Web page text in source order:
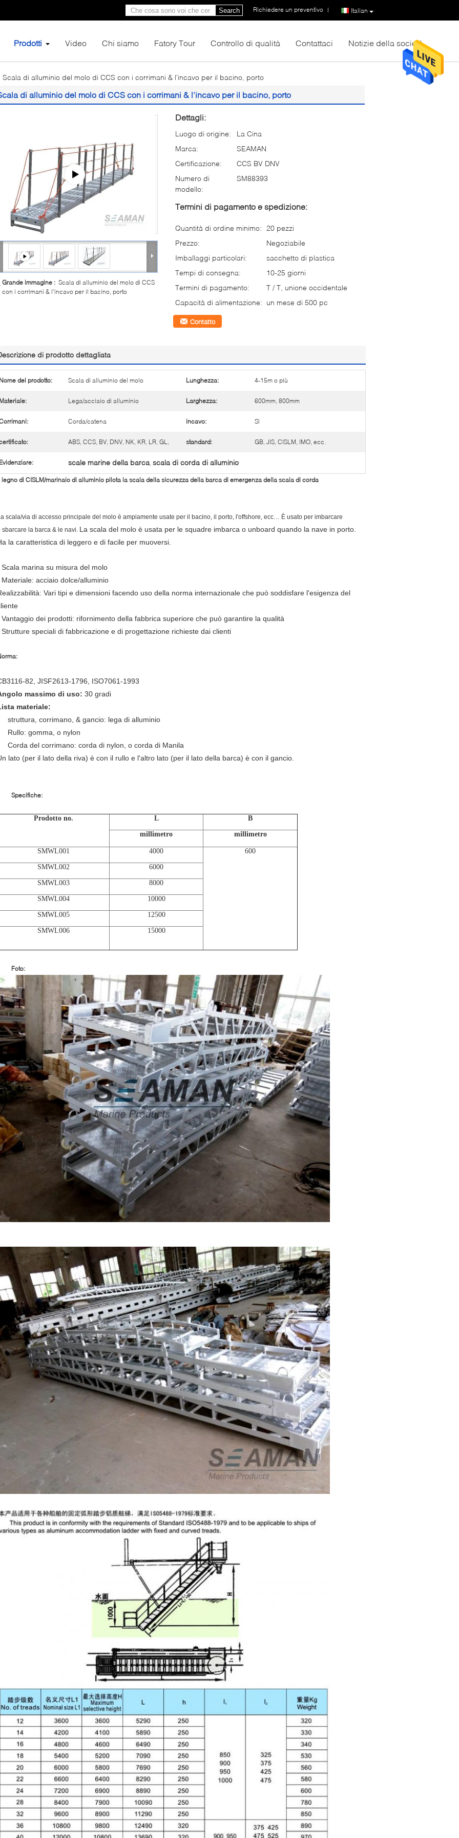
Italian
Richiedere un preventivo |
Search
Prodotti Video Chi siamo Fatory Tour Controllo di qualità Contattaci Notizie della società
Scala di alluminio del molo di CCS con i corrimani & l'incavo per il bacino, porto
di alluminio del molo di CCS con i corrimani & l'incavo per il bacino, porto
Grande immagine : Scala di alluminio del molo di CCS
con i corrimani & l'incavo per il bacino, porto
Dettagli:
Luogo di origine:
La Cina
Marca:
SEAMAN
Certificazione:
CCS BV DNV
Numero di
modello:
SM88393
Termini di pagamento e spedizione:
Quantità di ordine minimo:
20 pezzi
Prezzo:
Negoziabile
Imballaggi particolari:
sacchetto di plastica
Tempi di consegna:
10-25 giorni
Termini di pagamento:
T / T, unione occidentale
Capacità di alimentazione: un mese di 500 pc
Contatto
di prodotto dettagliata
del prodotto: Scala di alluminio del molo Lunghezza: 4-15m o più
Lega/acciaio di alluminio Larghezza: 600mm, 800mm
Corda/catena incavo: Sì
ABS, CCS, BV, DNV, NK, KR, LR, GL, standard: GB, JIS, CISLM, IMO, ecc.
scale marine della barca, scala di corda di alluminio
legno di CISLM/marinaio di alluminio pilota la scala della sicurezza della barca di emergenza della scala di corda
scala/via di accesso principale del molo è ampiamente usate per il bacino, il porto, l'offshore, ecc… È usato per imbarcare
sbarcare la barca & le navi. La scala del molo è usata per le squadre imbarca o unboard quando la nave in porto.
la caratteristica di leggero e di facile per muoversi.
Scala marina su misura del molo
Materiale: acciaio dolce/alluminio
Vari tipi e dimensioni facendo uso della norma internazionale che può soddisfare l'esigenza del
Vantaggio dei prodotti: rifornimento della fabbrica superiore che può garantire la qualità
Strutture speciali di fabbricazione e di progettazione richieste dai clienti
82, JISF2613-1796, ISO7061-1993
massimo di uso: 30 gradi
materiale:
struttura, corrimano, & gancio: lega di alluminio
Rullo: gomma, o nylon
Corda del corrimano: corda di nylon, o corda di Manila
lato (per il lato della riva) è con il rullo e l'altro lato (per il lato della barca) è con il gancio.
Specifiche:
Prodotto no. L B
millimetro millimetro
SMWL001 4000 600
SMWL002 6000
SMWL003 8000
SMWL004 10000
SMWL005 12500
SMWL006 15000
Foto: